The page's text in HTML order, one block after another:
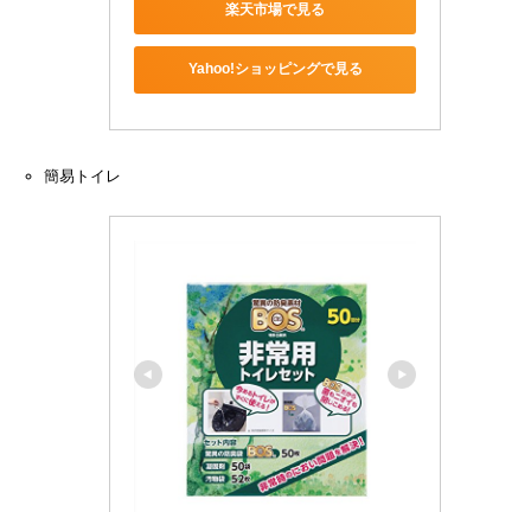
楽天市場で見る
Yahoo!ショッピングで見る
簡易トイレ